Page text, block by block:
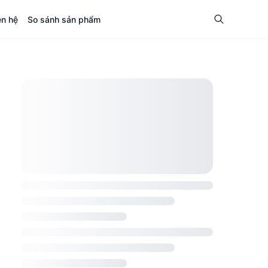
hệ So sánh sản phẩm